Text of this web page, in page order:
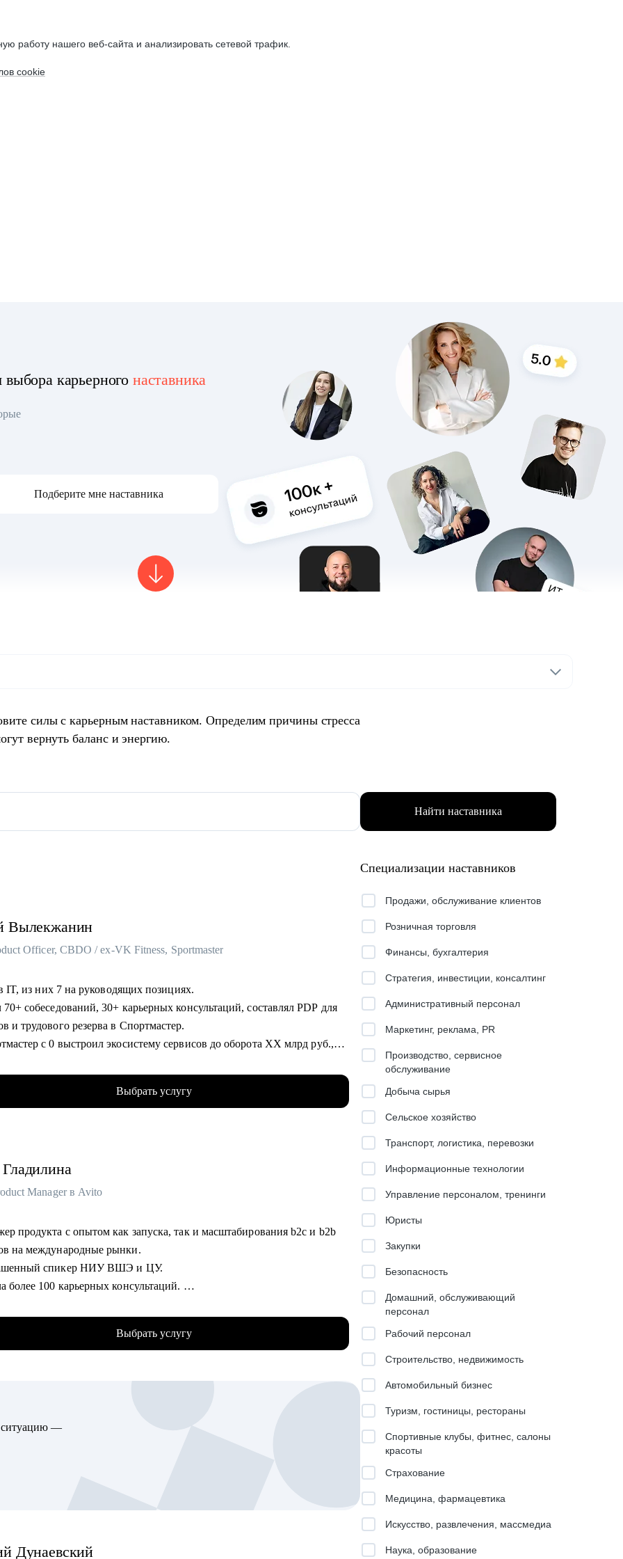
работу нашего веб-сайта и анализировать сетевой трафик.
cookie
карьерного наставника
Подберите мне наставника
силы с карьерным наставником. Определим причины стресса
вернуть баланс и энергию.
Найти наставника
Вылекжанин
Officer, CBDO / ex-VK Fitness, Sportmaster
• 12 лет в IT, из них 7 на руководящих позициях.
30+ карьерных консультаций, составлял PDP для
и трудового резерва в Спортмастер.
с 0 выстроил экосистему сервисов до оборота ХХ млрд руб.,
- XX млн MAU (стратегия,
партнерства).
резюме, помощь в создании нового.
по карьерному треку, росту внутри крупных организаций.
Manager, Product Owner, BizDev, Project Manager (от Junior до Lead).
смежных подразделений.
Выбрать услугу
Гладилина
Manager в Avito
продукта с опытом как запуска, так и масштабирования b2c и b2b
на международные рынки.
спикер НИУ ВШЭ и ЦУ.
более 100 карьерных консультаций.
более 300 резюме.
более 50 стартапам с GTM стратегиями по всему миру.
сменить место работы, чтобы вырасти по грейду и/или сменить
Выбрать услугу
ситуацию —
Дунаевский
Специализации наставников
Продажи, обслуживание клиентов
Розничная торговля
Финансы, бухгалтерия
Стратегия, инвестиции, консалтинг
Административный персонал
Маркетинг, реклама, PR
Производство, сервисное
обслуживание
Добыча сырья
Сельское хозяйство
Транспорт, логистика, перевозки
Информационные технологии
Управление персоналом, тренинги
Юристы
Закупки
Безопасность
Домашний, обслуживающий
персонал
Рабочий персонал
Строительство, недвижимость
Автомобильный бизнес
Туризм, гостиницы, рестораны
Спортивные клубы, фитнес, салоны
красоты
Страхование
Медицина, фармацевтика
Искусство, развлечения, массмедиа
Наука, образование